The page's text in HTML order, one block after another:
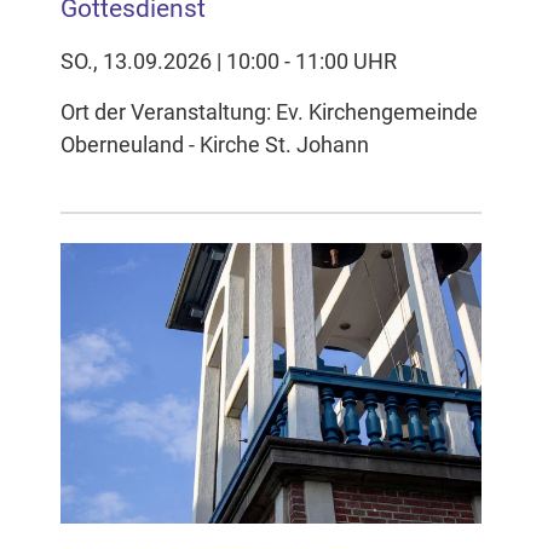
Gottesdienst
SO., 13.09.2026 | 10:00 - 11:00 UHR
Ort der Veranstaltung: Ev. Kirchengemeinde
Oberneuland - Kirche St. Johann